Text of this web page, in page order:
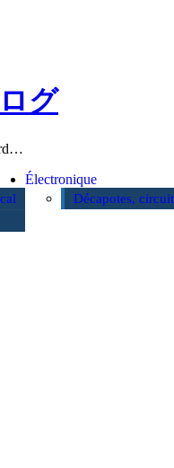
グ
Électronique
Décapotes,